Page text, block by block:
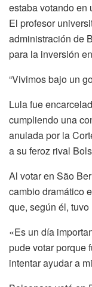
estaba votando en
El profesor
administración de
para la inversión
“Vivimos bajo un
Lula fue
cumpliendo una
anulada por la
a su feroz rival
Al votar en São
cambio dramático
que, según él,
«Es un día
pude votar porque
intentar ayudar a